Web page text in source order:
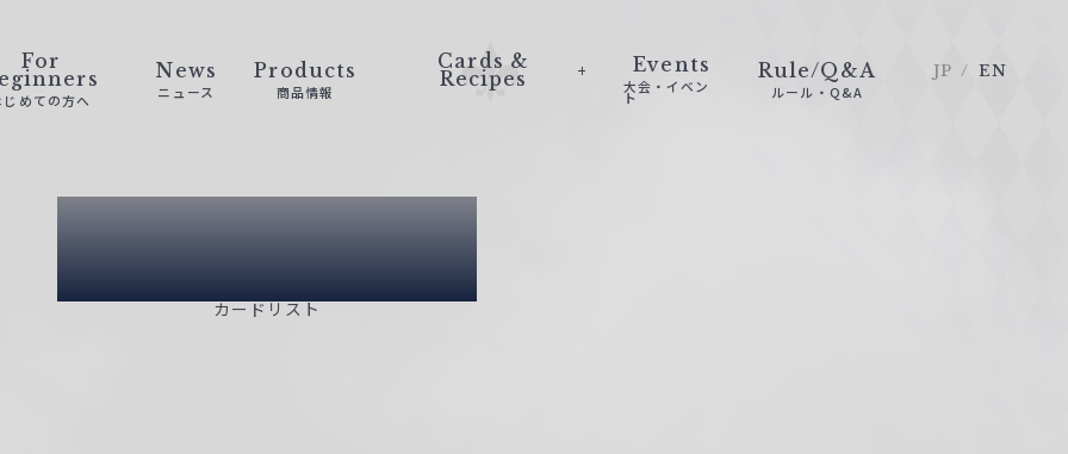
For
じめての方へ
News
ニュース
Products
商品情報
Cards &
Recipes
Events
大会・イベン
ト
Rule/Q&A
ルール・Q&A
JP EN
Card List
カードリスト